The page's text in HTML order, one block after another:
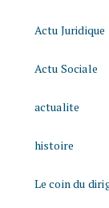
Actu Juridique
Actu Sociale
actualite
histoire
Le coin du